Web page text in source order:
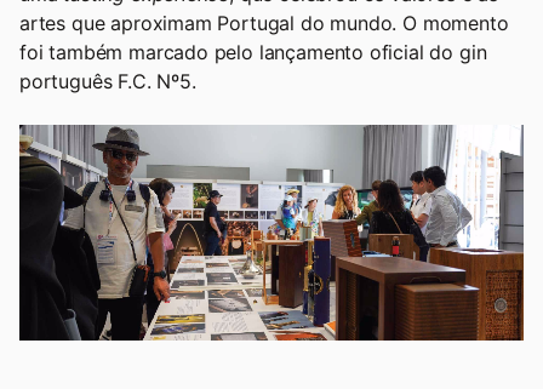
artes que aproximam Portugal do mundo. O momento
foi também marcado pelo lançamento oficial do gin
português F.C. Nº5.